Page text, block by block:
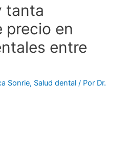
tanta
precio en
entre
Sonrie, Salud dental / Por Dr.